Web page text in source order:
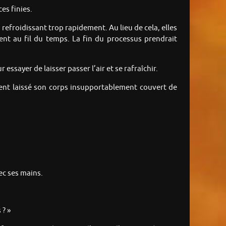
finies.
trop rapidement. Au lieu de cela, elles
au fil du temps. La fin du processus prendrait
de laisser passer l’air et se rafraîchir.
laissé son corps insupportablement couvert de
ses mains.
»